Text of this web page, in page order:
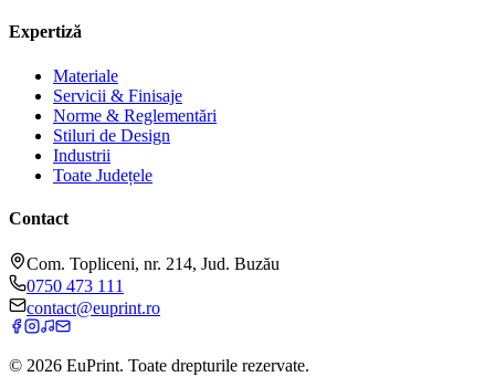
Expertiză
Materiale
Servicii & Finisaje
Norme & Reglementări
Stiluri de Design
Industrii
Toate Județele
Contact
Com. Topliceni, nr. 214, Jud. Buzău
0750 473 111
contact@euprint.ro
© 2026 EuPrint. Toate drepturile rezervate.